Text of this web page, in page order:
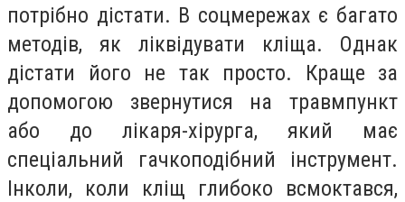
потрібно дістати. В соцмережах є багато
методів, як ліквідувати кліща. Однак
дістати його не так просто. Краще за
допомогою звернутися на травмпункт
або до лікаря-хірурга, який має
спеціальний гачкоподібний інструмент.
Інколи, коли кліщ глибоко всмоктався,